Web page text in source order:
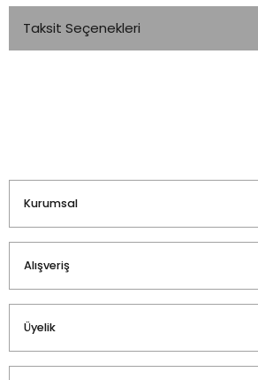
Taksit Seçenekleri
Kurumsal
Alışveriş
Üyelik